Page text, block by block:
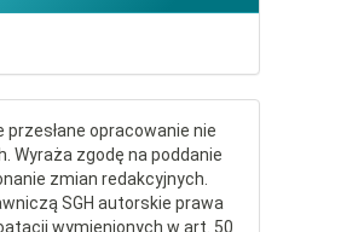
opracowanie nie
Wyraża zgodę na poddanie
zmian redakcyjnych.
SGH autorskie prawa
wymienionych w art. 50